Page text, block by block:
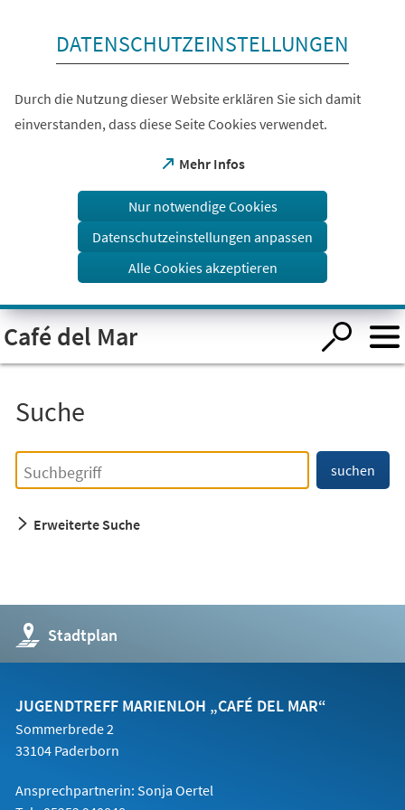
Visuelle
Assistenzsoftware
öffnen.
DATENSCHUTZEINSTELLUNGEN
Durch die Nutzung dieser Website erklären Sie sich damit
einverstanden, dass diese Seite Cookies verwendet.
Mehr Infos
(Öffnet
einem
Tab)
Nur notwendige Cookies
Datenschutzeinstellungen anpassen
Alle Cookies akzeptieren
Café del Mar
Suche
Einfache
Suche
Suchbegriff
suchen
Erweiterte Suche
Stadtplan
(Öffnet
in
einem
Tab)
JUGENDTREFF MARIENLOH „CAFÉ DEL MAR“
Sommerbrede 2
33104 Paderborn
Ansprechpartnerin: Sonja Oertel